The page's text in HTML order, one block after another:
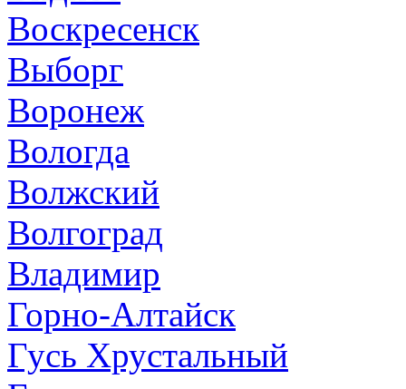
Воскресенск
Выборг
Воронеж
Вологда
Волжский
Волгоград
Владимир
Горно-Алтайск
Гусь Хрустальный